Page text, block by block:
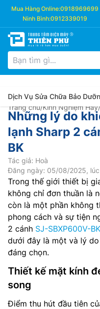
Mua Hàng Online:0918969699
Ninh Bình:0912339019
Dịch Vụ Sửa Chữa Bảo
Trang chủ/Kinh Nghiệm Hay/
Những lý do
lạnh Sharp 2
BK
Tác giả: Hoà
Đăng ngày: 05/08/2025, lúc
Trong thế giới thiết bị
không chỉ đơn thuần là
còn là một phần không
phong cách và sự tiện
2 cánh SJ-SBXP600V-BK
dưới đây là một và lý
đáng chọn.
Thiết kế mặt kính
song
Điểm thu hút đầu tiên